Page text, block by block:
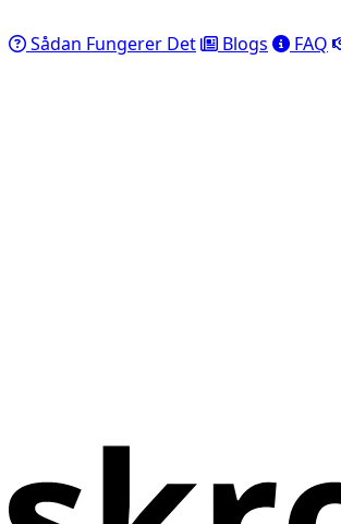
Sådan Fungerer Det Blogs FAQ